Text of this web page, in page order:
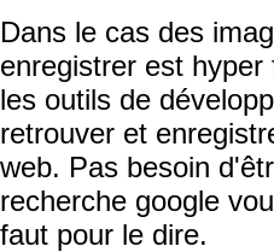
Dans le cas des
enregistrer est
les outils de
retrouver et
web. Pas besoin
recherche google
faut pour le dire.